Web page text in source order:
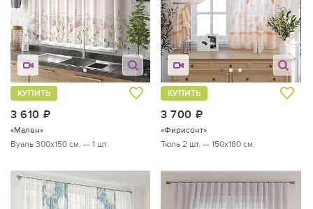
3 610
КУПИТЬ
«Мален»
Вуаль 300х150 см. — 1 шт.
3 700
КУПИТЬ
«Фирисонт»
Тюль 2 шт. — 150х180 см.